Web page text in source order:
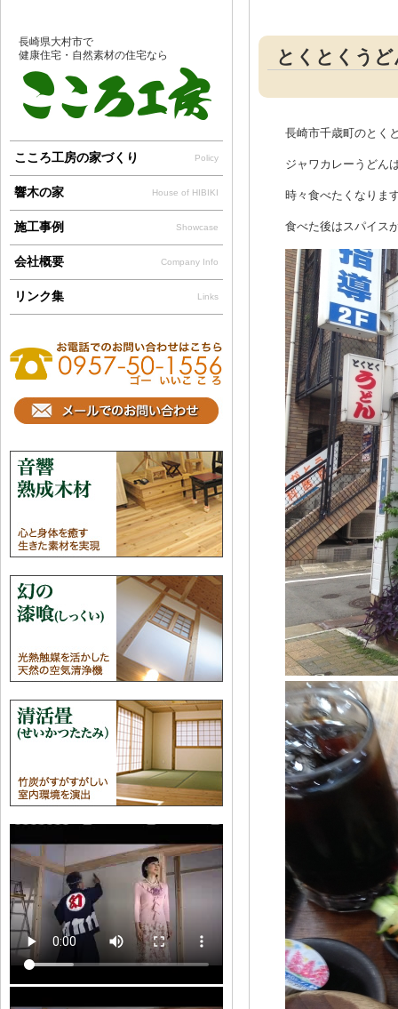
とくとくう
長崎市千歳町のとく
ジャワカレーうどん
時々食べたくなりま
食べた後はスパイス
長崎県大村市で
健康住宅・自然素材の住宅なら
こころ工房の家づくり Policy
響木の家 House of HIBIKI
施工事例 Showcase
会社概要 Company Info
リンク集 Links